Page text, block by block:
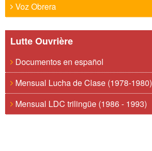
Voz Obrera
Lutte Ouvrière
Documentos en español
Mensual Lucha de Clase (1978-1980)
Mensual LDC trilingüe (1986 - 1993)